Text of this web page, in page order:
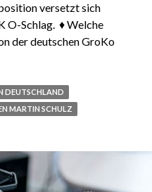
versetzt sich
O-Schlag. ♦ Welche
der deutschen GroKo
aus Polen 24.
DEUTSCHLAND
MARTIN SCHULZ